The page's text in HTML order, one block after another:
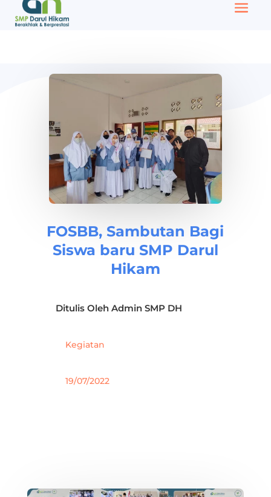
FOSBB, Sambutan Bagi
Siswa baru SMP Darul
Hikam
Ditulis Oleh Admin SMP DH
Kegiatan
19/07/2022